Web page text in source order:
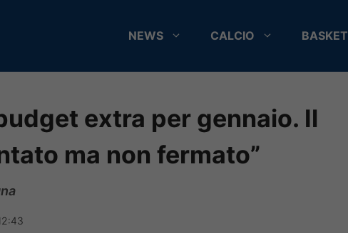
NEWS CALCIO BASKET
extra per gennaio. Il
ma non fermato”